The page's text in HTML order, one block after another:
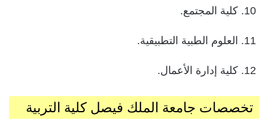
كلية المجتمع.
العلوم الطبية التطبيقية.
كلية إدارة الأعمال.
تخصصات جامعة الملك فيصل كلية التربية